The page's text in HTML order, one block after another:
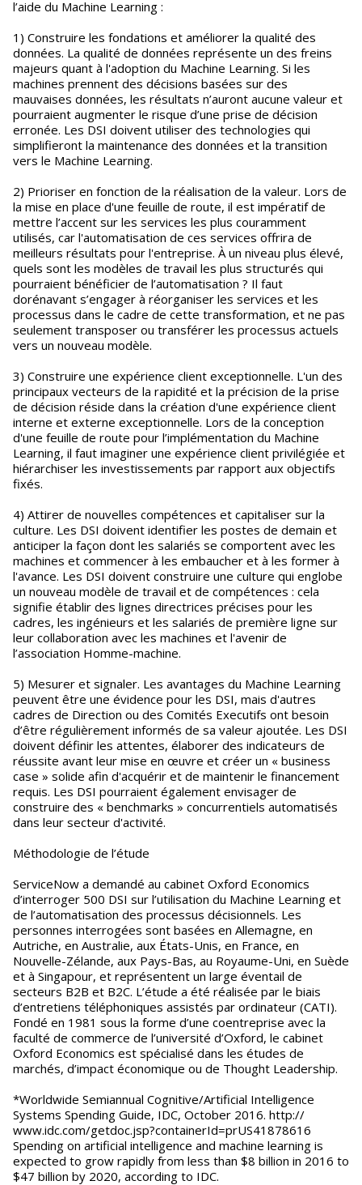
l’aide du Machine Learning :
1) Construire les fondations et améliorer la qualité des
données. La qualité de données représente un des freins
majeurs quant à l'adoption du Machine Learning. Si les
machines prennent des décisions basées sur des
mauvaises données, les résultats n’auront aucune valeur et
pourraient augmenter le risque d’une prise de décision
erronée. Les DSI doivent utiliser des technologies qui
simplifieront la maintenance des données et la transition
vers le Machine Learning.
2) Prioriser en fonction de la réalisation de la valeur. Lors de
la mise en place d'une feuille de route, il est impératif de
mettre l’accent sur les services les plus couramment
utilisés, car l'automatisation de ces services offrira de
meilleurs résultats pour l'entreprise. À un niveau plus élevé,
quels sont les modèles de travail les plus structurés qui
pourraient bénéficier de l’automatisation ? Il faut
dorénavant s’engager à réorganiser les services et les
processus dans le cadre de cette transformation, et ne pas
seulement transposer ou transférer les processus actuels
vers un nouveau modèle.
3) Construire une expérience client exceptionnelle. L'un des
principaux vecteurs de la rapidité et la précision de la prise
de décision réside dans la création d'une expérience client
interne et externe exceptionnelle. Lors de la conception
d'une feuille de route pour l’implémentation du Machine
Learning, il faut imaginer une expérience client privilégiée et
hiérarchiser les investissements par rapport aux objectifs
fixés.
4) Attirer de nouvelles compétences et capitaliser sur la
culture. Les DSI doivent identifier les postes de demain et
anticiper la façon dont les salariés se comportent avec les
machines et commencer à les embaucher et à les former à
l'avance. Les DSI doivent construire une culture qui englobe
un nouveau modèle de travail et de compétences : cela
signifie établir des lignes directrices précises pour les
cadres, les ingénieurs et les salariés de première ligne sur
leur collaboration avec les machines et l'avenir de
l’association Homme-machine.
5) Mesurer et signaler. Les avantages du Machine Learning
peuvent être une évidence pour les DSI, mais d'autres
cadres de Direction ou des Comités Executifs ont besoin
d’être régulièrement informés de sa valeur ajoutée. Les DSI
doivent définir les attentes, élaborer des indicateurs de
réussite avant leur mise en œuvre et créer un « business
case » solide afin d'acquérir et de maintenir le financement
requis. Les DSI pourraient également envisager de
construire des « benchmarks » concurrentiels automatisés
dans leur secteur d'activité.
Méthodologie de l’étude
ServiceNow a demandé au cabinet Oxford Economics
d’interroger 500 DSI sur l’utilisation du Machine Learning et
de l’automatisation des processus décisionnels. Les
personnes interrogées sont basées en Allemagne, en
Autriche, en Australie, aux États-Unis, en France, en
Nouvelle-Zélande, aux Pays-Bas, au Royaume-Uni, en Suède
et à Singapour, et représentent un large éventail de
secteurs B2B et B2C. L’étude a été réalisée par le biais
d’entretiens téléphoniques assistés par ordinateur (CATI).
Fondé en 1981 sous la forme d’une coentreprise avec la
faculté de commerce de l’université d’Oxford, le cabinet
Oxford Economics est spécialisé dans les études de
marchés, d’impact économique ou de Thought Leadership.
*Worldwide Semiannual Cognitive/Artificial Intelligence
Systems Spending Guide, IDC, October 2016. http://
www.idc.com/getdoc.jsp?containerId=prUS41878616
Spending on artificial intelligence and machine learning is
expected to grow rapidly from less than $8 billion in 2016 to
$47 billion by 2020, according to IDC.